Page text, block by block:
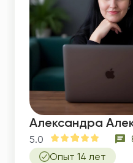
Александра
5.0
Опыт 14 лет